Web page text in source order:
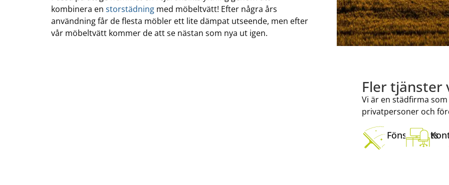
kombinera en storstädning med möbeltvätt! Efter några års
användning får de flesta möbler ett lite dämpat utseende, men efter
vår möbeltvätt kommer de att se nästan som nya ut igen.
Fler tjänster
Vi är en städfirma
privatpersoner och
Fönsterputs